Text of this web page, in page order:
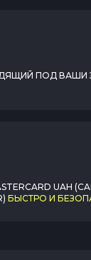
ПОД ВАШИ
UAH
БЫСТРО И